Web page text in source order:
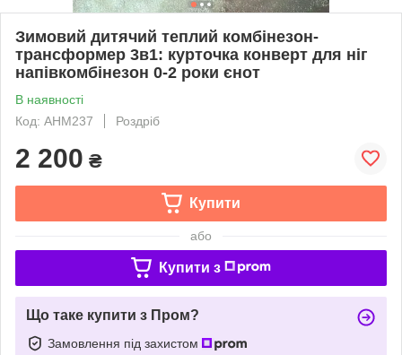
Зимовий дитячий теплий комбінезон-
трансформер 3в1: курточка конверт для ніг
напівкомбінезон 0-2 роки єнот
В наявності
Код: AНM237
Роздріб
2 200 ₴
Купити
або
Купити з
Що таке купити з Пром?
Замовлення під захистом